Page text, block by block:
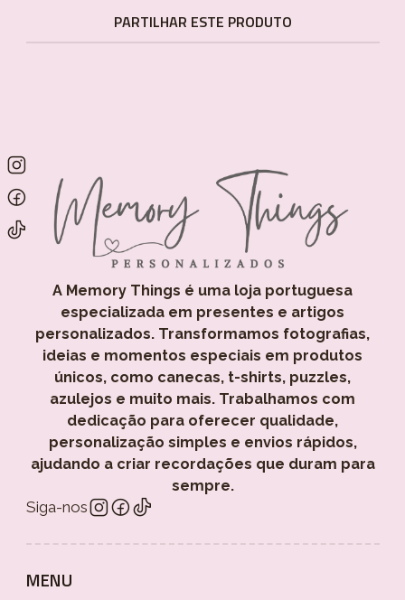
PARTILHAR ESTE PRODUTO
A Memory Things é uma loja portuguesa
especializada em presentes e artigos
personalizados. Transformamos fotografias,
ideias e momentos especiais em produtos
únicos, como canecas, t-shirts, puzzles,
azulejos e muito mais. Trabalhamos com
dedicação para oferecer qualidade,
personalização simples e envios rápidos,
ajudando a criar recordações que duram para
sempre.
Siga-nos
MENU